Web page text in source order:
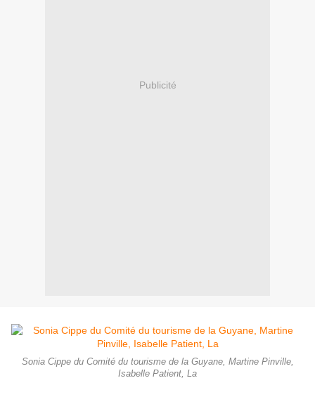
Publicité
Sonia Cippe du Comité du tourisme de la Guyane, Martine Pinville,
Isabelle Patient, La